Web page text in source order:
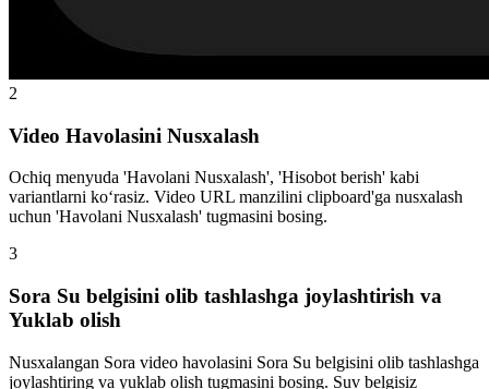
2
Video Havolasini Nusxalash
Ochiq menyuda 'Havolani Nusxalash', 'Hisobot berish' kabi
variantlarni ko‘rasiz. Video URL manzilini clipboard'ga nusxalash
uchun 'Havolani Nusxalash' tugmasini bosing.
3
Sora Su belgisini olib tashlashga joylashtirish va
Yuklab olish
Nusxalangan Sora video havolasini Sora Su belgisini olib tashlashga
joylashtiring va yuklab olish tugmasini bosing. Suv belgisiz